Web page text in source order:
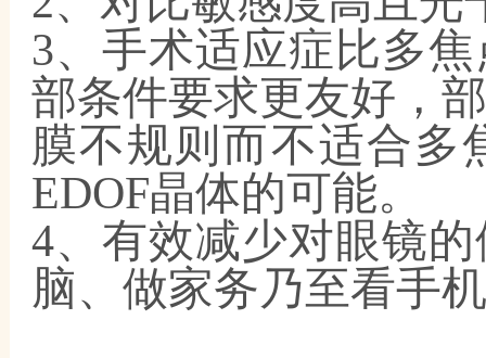
3、手术适应症比多
部条件要求更友好，
膜不规则而不适合多
EDOF晶体的可能。
4、有效减少对眼镜
脑、做家务乃至看手